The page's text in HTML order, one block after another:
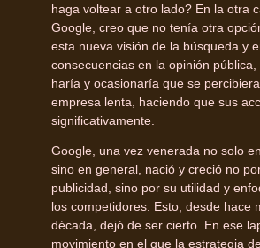
haga voltear a otro lado? En la otra
Google, creo que no tenía otra
esta nueva visión de la búsqueda y
consecuencias en la opinión
haría y ocasionaría que se
empresa lenta, haciendo que sus
significativamente.
Google, una vez venerada no solo
sino en general, nació y creció no
publicidad, sino por su utilidad y
los competidores. Esto, desde hace
década, dejó de ser cierto. En ese
movimiento en el que la estrategia